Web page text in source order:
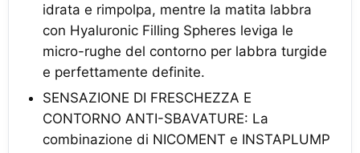
idrata e rimpolpa, mentre la matita labbra
con Hyaluronic Filling Spheres leviga le
micro-rughe del contorno per labbra turgide
e perfettamente definite.
SENSAZIONE DI FRESCHEZZA E
CONTORNO ANTI-SBAVATURE: La
combinazione di NICOMENT e INSTAPLUMP